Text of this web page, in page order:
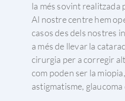
la més sovint realitzada
Al nostre centre hem
casos des dels nostres
a més de llevar la
cirurgia per a corregir
com poden ser la
astigmatisme,